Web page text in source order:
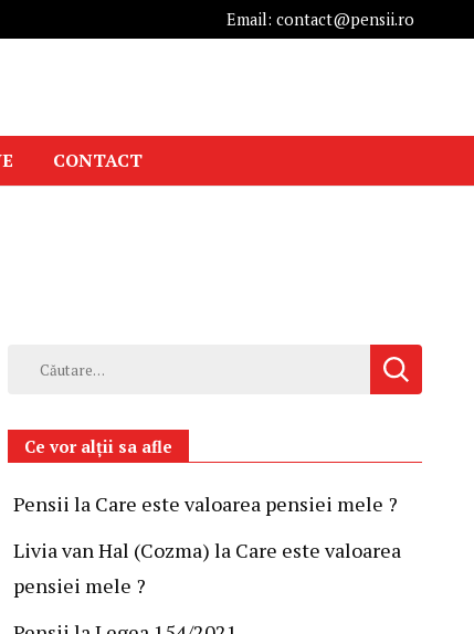
Email: contact@pensii.ro
CONTACT
Caută
Ce vor alții sa afle
Pensii la Care este valoarea pensiei mele ?
Livia van Hal (Cozma) la Care este valoarea
pensiei mele ?